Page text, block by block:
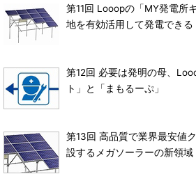
第11回 Looopの「MY発電所
地を有効活用して発電できる
第12回 必要は発明の母、
ト」と「まもるーぷ」
第13回 高品質で業界最安値
設するメガソーラーの新領域